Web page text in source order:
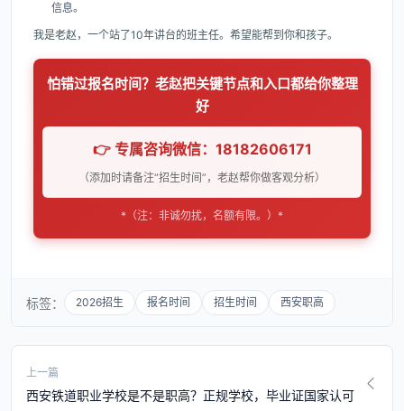
信息。
我是老赵，一个站了10年讲台的班主任。希望能帮到你和孩子。
怕错过报名时间？老赵把关键节点和入口都给你整理
好
👉 专属咨询微信：18182606171
（添加时请备注“招生时间”，老赵帮你做客观分析）
*（注：非诚勿扰，名额有限。）*
标签： 2026招生 报名时间 招生时间 西安职高
上一篇
西安铁道职业学校是不是职高？正规学校，毕业证国家认可